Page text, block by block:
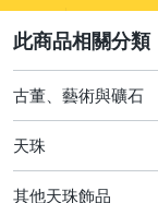
其它
[全店] 粉絲專享
[全店] 周年慶
古董、藝術與礦石
天珠
其他天珠飾品